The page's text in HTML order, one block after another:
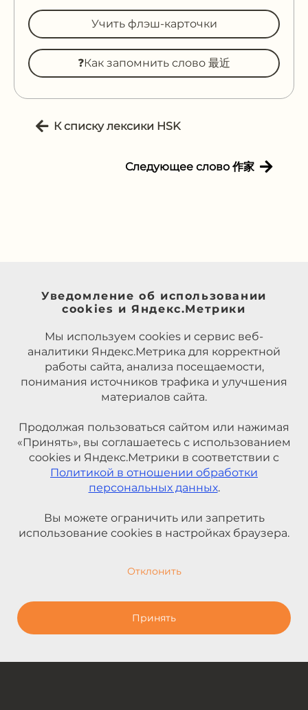
Учить флэш-карточки
❓Как запомнить слово 最近
К списку лексики HSK
Следующее слово 作家
Уведомление об использовании
cookies и Яндекс.Метрики
Мы используем cookies и сервис веб-
аналитики Яндекс.Метрика для корректной
работы сайта, анализа посещаемости,
понимания источников трафика и улучшения
материалов сайта.
Продолжая пользоваться сайтом или нажимая
«Принять», вы соглашаетесь с использованием
cookies и Яндекс.Метрики в соответствии с
Политикой в отношении обработки
персональных данных.
Вы можете ограничить или запретить
использование cookies в настройках браузера.
Отклонить
Принять